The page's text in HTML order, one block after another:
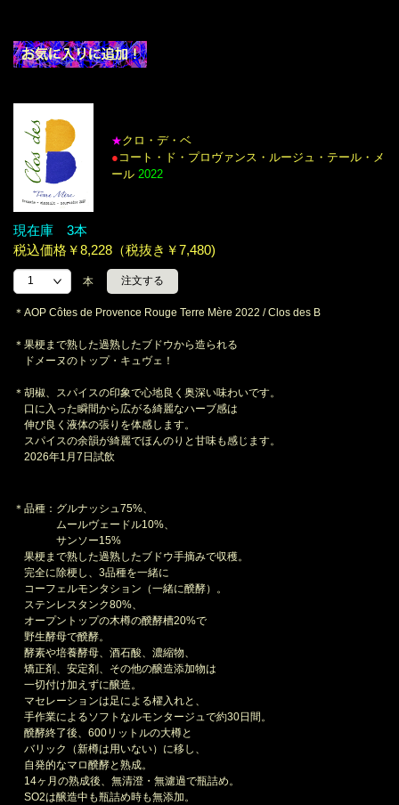
★クロ・デ・ベ
● コート・ド・プロヴァンス・ルージュ・テール・メ
ール 2022
現在庫 3本
税込価格￥8,228（税抜き￥7,480)
本
＊AOP Côtes de Provence Rouge Terre Mère 2022 / Clos des B
＊果梗まで熟した過熟したブドウから造られる
ドメーヌのトップ・キュヴェ！
＊胡椒、スパイスの印象で心地良く奥深い味わいです。
口に入った瞬間から広がる綺麗なハーブ感は
伸び良く液体の張りを体感します。
スパイスの余韻が綺麗でほんのりと甘味も感じます。
2026年1月7日試飲
＊品種：グルナッシュ75%、
ムールヴェードル10%、
サンソー15%
果梗まで熟した過熟したブドウ手摘みで収穫。
完全に除梗し、3品種を一緒に
コーフェルモンタション（一緒に醗酵）。
ステンレスタンク80%、
オープントップの木樽の醗酵槽20%で
野生酵母で醗酵。
酵素や培養酵母、酒石酸、濃縮物、
矯正剤、安定剤、その他の醸造添加物は
一切付け加えずに醸造。
マセレーションは足による櫂入れと、
手作業によるソフトなルモンタージュで約30日間。
醗酵終了後、600リットルの大樽と
バリック（新樽は用いない）に移し、
自発的なマロ醗酵と熟成。
14ヶ月の熟成後、無清澄・無濾過で瓶詰め。
SO2は醸造中も瓶詰め時も無添加。